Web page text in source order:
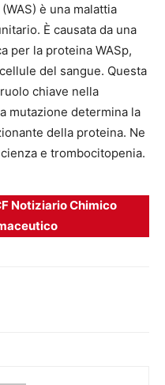
è una malattia
È causata da una
per la proteina WASp,
del sangue. Questa
chiave nella
mutazione determina la
della proteina. Ne
e trombocitopenia.
Notiziario Chimico